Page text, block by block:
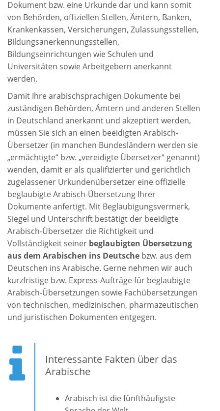
Dokument bzw. eine Urkunde dar und kann somit
von Behörden, offiziellen Stellen, Ämtern, Banken,
Krankenkassen, Versicherungen, Zulassungsstellen,
Bildungsanerkennungsstellen,
Bildungseinrichtungen wie Schulen und
Universitäten sowie Arbeitgebern anerkannt
werden.
Damit Ihre arabischsprachigen Dokumente bei
zuständigen Behörden, Ämtern und anderen Stellen
in Deutschland anerkannt und akzeptiert werden,
müssen Sie sich an einen beeidigten Arabisch-
Übersetzer (in manchen Bundesländern werden sie
„ermächtigte“ bzw. „vereidigte Übersetzer“ genannt)
wenden, damit er als qualifizierter und gerichtlich
zugelassener Urkundenübersetzer eine offizielle
beglaubigte Arabisch-Übersetzung Ihrer
Dokumente anfertigt. Mit Beglaubigungsvermerk,
Siegel und Unterschrift bestätigt der beeidigte
Arabisch-Übersetzer die Richtigkeit und
Vollständigkeit seiner beglaubigten Übersetzung
aus dem Arabischen ins Deutsche bzw. aus dem
Deutschen ins Arabische. Gerne nehmen wir auch
kurzfristige bzw. Express-Aufträge für beglaubigte
Arabisch-Übersetzungen sowie Fachübersetzungen
von technischen, medizinischen, pharmazeutischen
und juristischen Dokumenten entgegen.
Interessante Fakten über das
Arabische
Arabisch ist die fünfthäufigste